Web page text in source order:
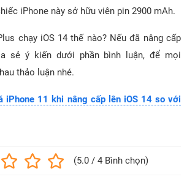
iPhone này sở hữu viên pin 2900 mAh.
chạy iOS 14 thế nào? Nếu đã nâng cấp
sẻ ý kiến dưới phần bình luận, để mọi
thảo luận nhé.
iPhone 11 khi nâng cấp lên iOS 14 so với
(5.0 / 4 Bình chọn)